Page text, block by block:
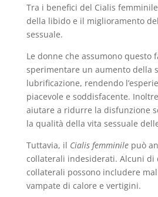
Tra i benefici del Cialis
della libido e il miglioramento
sessuale.
Le donne che assumono questo
sperimentare un aumento della
lubrificazione, rendendo
piacevole e soddisfacente.
aiutare a ridurre la disfunzione
la qualità della vita sessuale
Tuttavia, il Cialis femminilepuò
collaterali indesiderati. Alcuni di
collaterali possono includere
vampate di calore e vertigini.